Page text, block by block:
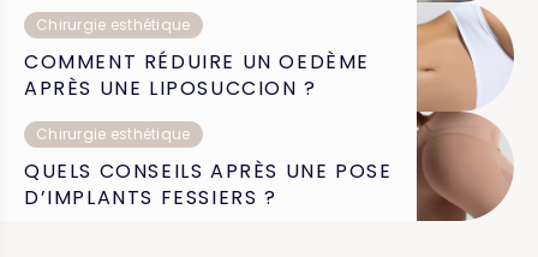
Chirurgie esthétique
COMMENT RÉDUIRE UN OEDÈME
APRÈS UNE LIPOSUCCION ?
Chirurgie esthétique
QUELS CONSEILS APRÈS UNE POSE
D’IMPLANTS FESSIERS ?